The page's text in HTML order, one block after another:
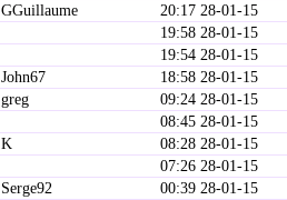
GGuillaume 20:17 28-01-15
19:58 28-01-15
19:54 28-01-15
John67 18:58 28-01-15
greg 09:24 28-01-15
08:45 28-01-15
K 08:28 28-01-15
07:26 28-01-15
Serge92 00:39 28-01-15